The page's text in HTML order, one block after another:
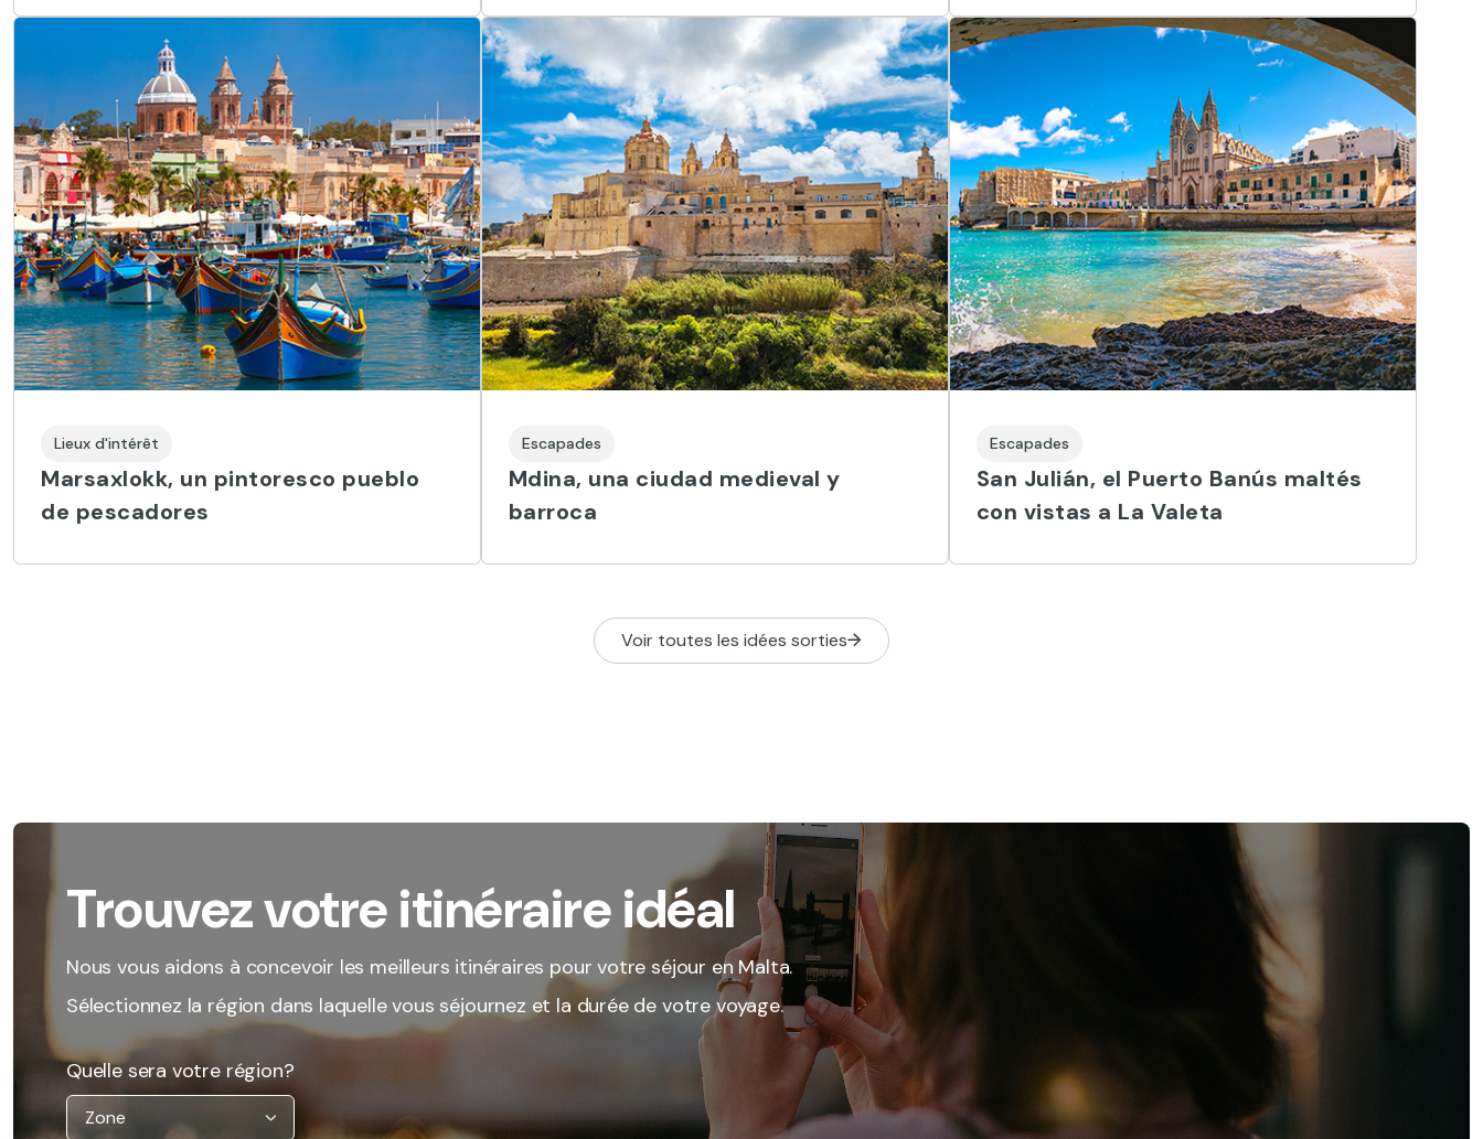
Lieux d'intérêt
Marsaxlokk, un pintoresco pueblo
de pescadores
Escapades
Mdina, una ciudad medieval y
barroca
Escapades
San Julián, el Puerto Banús maltés
con vistas a La Valeta
Voir toutes les idées sorties
Trouvez votre itinéraire idéal
Nous vous aidons à concevoir les meilleurs itinéraires pour votre séjour en Malta.
Sélectionnez la région dans laquelle vous séjournez et la durée de votre voyage.
Quelle sera votre région?